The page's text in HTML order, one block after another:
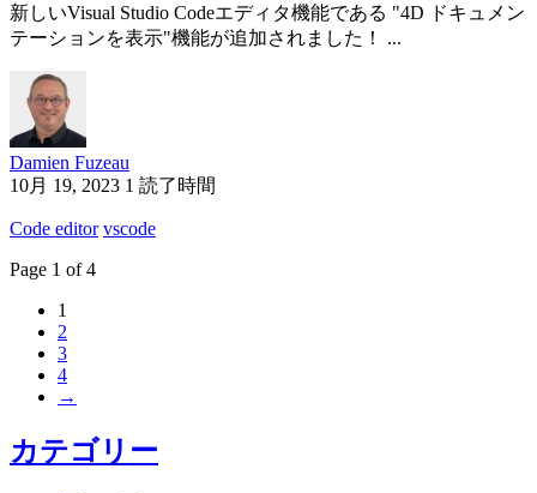
新しいVisual Studio Codeエディタ機能である "4D ドキュメン
テーションを表示"機能が追加されました！ ...
Damien Fuzeau
10月 19, 2023 1 読了時間
Code editor vscode
Page 1 of 4
1
2
3
4
→
カテゴリー